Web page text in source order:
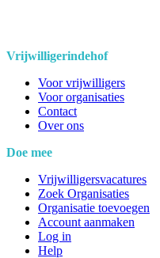
Vrijwilligerindehof
Voor vrijwilligers
Voor organisaties
Contact
Over ons
Doe mee
Vrijwilligersvacatures
Zoek Organisaties
Organisatie toevoegen
Account aanmaken
Log in
Help